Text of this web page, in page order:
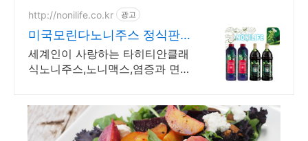
http://nonilife.co.kr 광고
미국모린다노니주스 정식판매
처
세계인이 사랑하는 타히티안클래
식노니주스,노니맥스,염증과 면역